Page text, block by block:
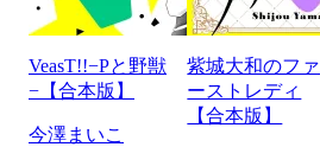
VeasT!!−Pと野獣
−【合本版】
今澤まいこ
紫城大和のファ
ーストレディ
【合本版】